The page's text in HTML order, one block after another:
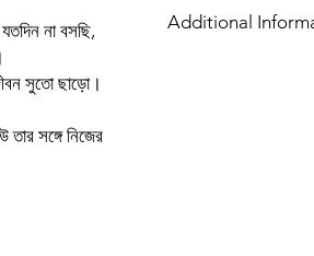
না বসছি,
সুতো ছাড়ো।
সঙ্গে নিজের
Additional